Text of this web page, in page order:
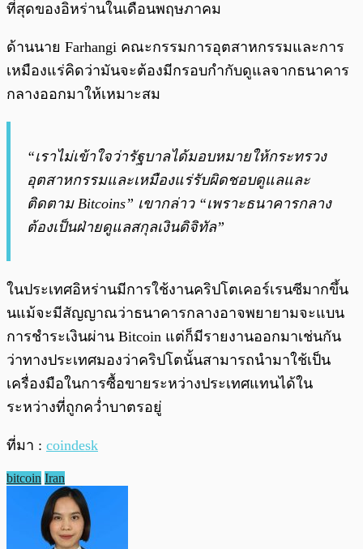
ที่สุดของอิหร่านในเดือนพฤษภาคม
ด้านนาย Farhangi คณะกรรมการอุตสาหกรรมและการ
เหมืองแร่คิดว่ามันจะต้องมีกรอบกำกับดูแลจากธนาคาร
กลางออกมาให้เหมาะสม
“เราไม่เข้าใจว่ารัฐบาลได้มอบหมายให้กระทรวง
อุตสาหกรรมและเหมืองแร่รับผิดชอบดูแลและ
ติดตาม Bitcoins” เขากล่าว “เพราะธนาคารกลาง
ต้องเป็นฝ่ายดูแลสกุลเงินดิจิทัล”
ในประเทศอิหร่านมีการใช้งานคริปโตเคอร์เรนซีมากขึ้น
นแม้จะมีสัญญาณว่าธนาคารกลางอาจพยายามจะแบน
การชำระเงินผ่าน Bitcoin แต่ก็มีรายงานออกมาเช่นกัน
ว่าทางประเทศมองว่าคริปโตนั้นสามารถนำมาใช้เป็น
เครื่องมือในการซื้อขายระหว่างประเทศแทนได้ใน
ระหว่างที่ถูกคว่ำบาตรอยู่
ที่มา : coindesk
bitcoin Iran